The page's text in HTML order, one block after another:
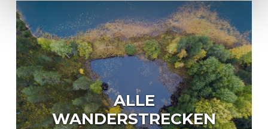
ALLE
WANDERSTRECKEN